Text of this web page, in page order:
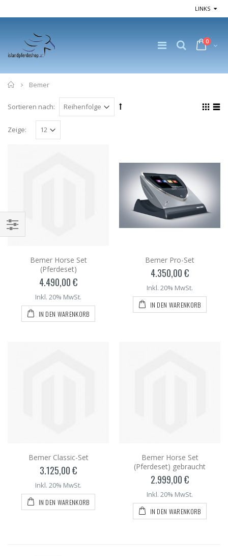
LINKS
0
Home
Bemer
Sortieren nach:
Zeige:
Bemer Horse Set
(Pferdeset)
4.490,00 €
Inkl. 20% MwSt.
IN DEN WARENKORB
Bemer Pro-Set
4.350,00 €
Inkl. 20% MwSt.
IN DEN WARENKORB
Bemer Classic-Set
3.125,00 €
Inkl. 20% MwSt.
IN DEN WARENKORB
Bemer Horse Set
(Pferdeset) gebraucht
2.999,00 €
Inkl. 20% MwSt.
IN DEN WARENKORB